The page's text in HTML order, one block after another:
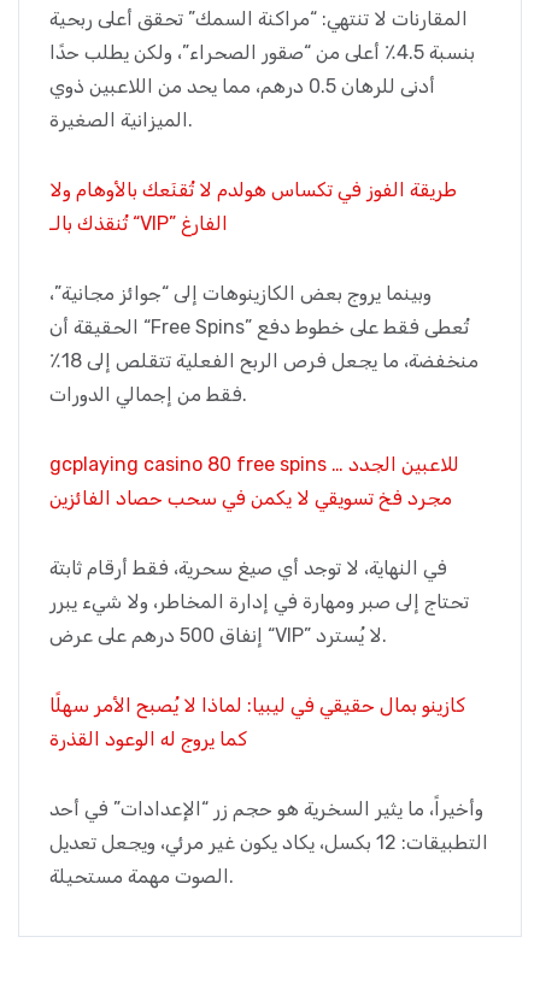
المقارنات لا تنتهي: “مراكنة السمك” تحقق أعلى ربحية
بنسبة 4.5٪ أعلى من “صقور الصحراء”، ولكن يطلب حدًا
أدنى للرهان 0.5 درهم، مما يحد من اللاعبين ذوي
الميزانية الصغيرة.
طريقة الفوز في تكساس هولدم لا تُقنَعك بالأوهام ولا
تُنقذك بالـ “VIP” الفارغ
وبينما يروج بعض الكازينوهات إلى “جوائز مجانية”،
الحقيقة أن “Free Spins” تُعطى فقط على خطوط دفع
منخفضة، ما يجعل فرص الربح الفعلية تتقلص إلى 18٪
فقط من إجمالي الدورات.
gcplaying casino 80 free spins للاعبين الجدد …
مجرد فخ تسويقي لا يكمن في سحب حصاد الفائزين
في النهاية، لا توجد أي صيغ سحرية، فقط أرقام ثابتة
تحتاج إلى صبر ومهارة في إدارة المخاطر، ولا شيء يبرر
إنفاق 500 درهم على عرض “VIP” لا يُسترد.
كازينو بمال حقيقي في ليبيا: لماذا لا يُصبح الأمر سهلًا
كما يروج له الوعود القذرة
وأخيراً، ما يثير السخرية هو حجم زر “الإعدادات” في أحد
التطبيقات: 12 بكسل، يكاد يكون غير مرئي، ويجعل تعديل
الصوت مهمة مستحيلة.